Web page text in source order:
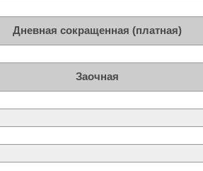
Дневная сокращенная (платная)
Заочная